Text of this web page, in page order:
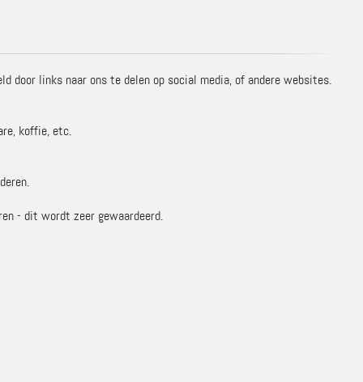
door links naar ons te delen op social media, of andere websites.
koffie, etc.
- dit wordt zeer gewaardeerd.